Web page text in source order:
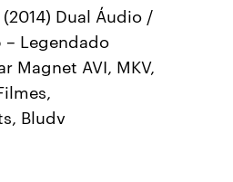
Dual Áudio /
– Legendado
Magnet AVI, MKV,
Bludv